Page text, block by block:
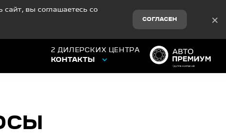
вы соглашаетесь со
СОГЛАСЕН ×
2 ДИЛЕРСКИХ ЦЕНТРА
КОНТАКТЫ